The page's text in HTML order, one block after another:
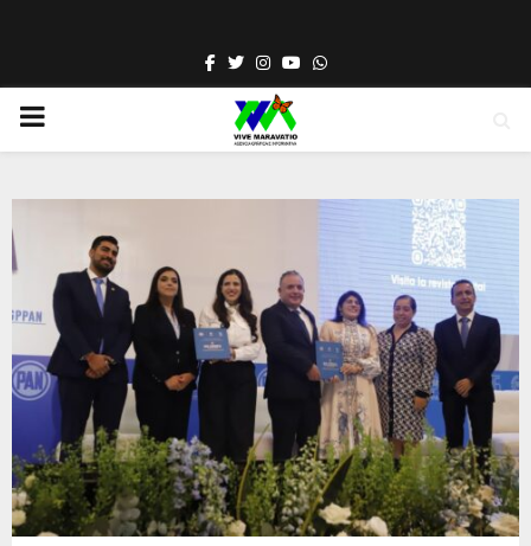
Facebook
TwitterInstagram
YoutubeWhatsapp
PRIMARY